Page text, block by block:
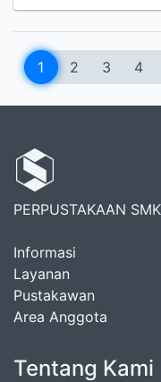
1 2 3 4
PERPUSTAKAAN
Informasi
Layanan
Pustakawan
Area Anggota
Tentang Kami